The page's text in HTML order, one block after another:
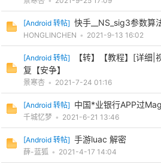
[Android 转帖] 快手__NS_sig3参数算
HONGLINCHEN • 2021-9-13 16:02
[Android 转帖]
【转】【教程】[详细
复【安争】
景寒杏 • 2021-7-24 01:16
[Android 转帖] 中国*业银行APP过
千城忆梦 • 2021-6-21 13:46
[Android 转帖] 手游luac 解密
薛-蓝狐 • 2021-4-17 14:04